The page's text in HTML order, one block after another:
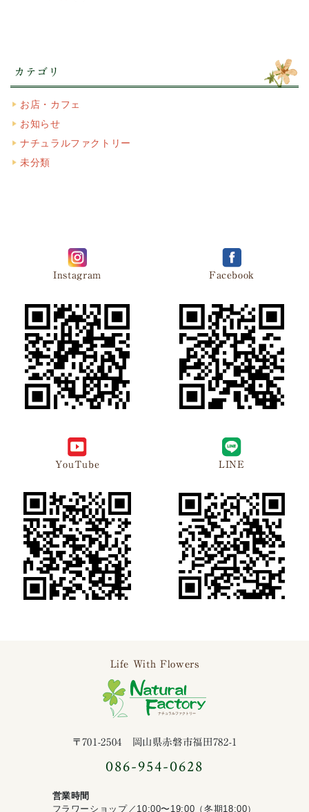
カテゴリ
お店・カフェ
お知らせ
ナチュラルファクトリー
未分類
Instagram Facebook
YouTube LINE
Life With Flowers
ナチュラルフ
〒701-2504 岡山県赤磐市福田782-1
086-954-0628
営業時間
フラワーショップ／10:00〜19:00（冬期18:00）